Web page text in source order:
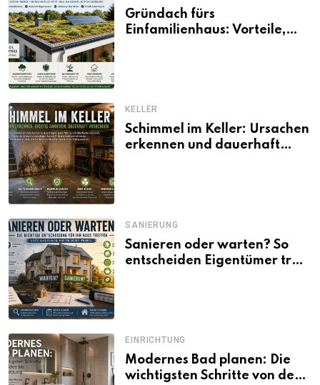
Gründach fürs
Einfamilienhaus: Vorteile,
KELLER
Schimmel im Keller: Ursachen
erkennen und dauerhaft
SANIERUNG
Sanieren oder warten? So
entscheiden Eigentümer trotz
EINRICHTUNG
Modernes Bad planen: Die
wichtigsten Schritte von der